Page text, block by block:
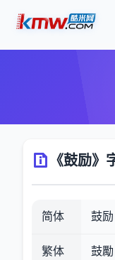
《鼓励》
简体 鼓励
繁体
鼓勵